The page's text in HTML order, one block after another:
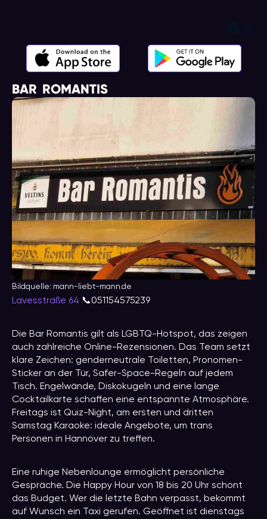
BAR ROMANTIS
Bildquelle: mann-liebt-mann.de
Lavesstraße 64 📞051154575239
Die Bar Romantis gilt als LGBTQ-Hotspot, das zeigen
auch zahlreiche Online-Rezensionen. Das Team setzt
klare Zeichen: genderneutrale Toiletten, Pronomen-
Sticker an der Tür, Safer-Space-Regeln auf jedem
Tisch. Engelwände, Diskokugeln und eine lange
Cocktailkarte schaffen eine entspannte Atmosphäre.
Freitags ist Quiz-Night, am ersten und dritten
Samstag Karaoke: ideale Angebote, um trans
Personen in Hannover zu treffen.
Eine ruhige Nebenlounge ermöglicht persönliche
Gespräche. Die Happy Hour von 18 bis 20 Uhr schont
das Budget. Wer die letzte Bahn verpasst, bekommt
auf Wunsch ein Taxi gerufen. Geöffnet ist dienstags